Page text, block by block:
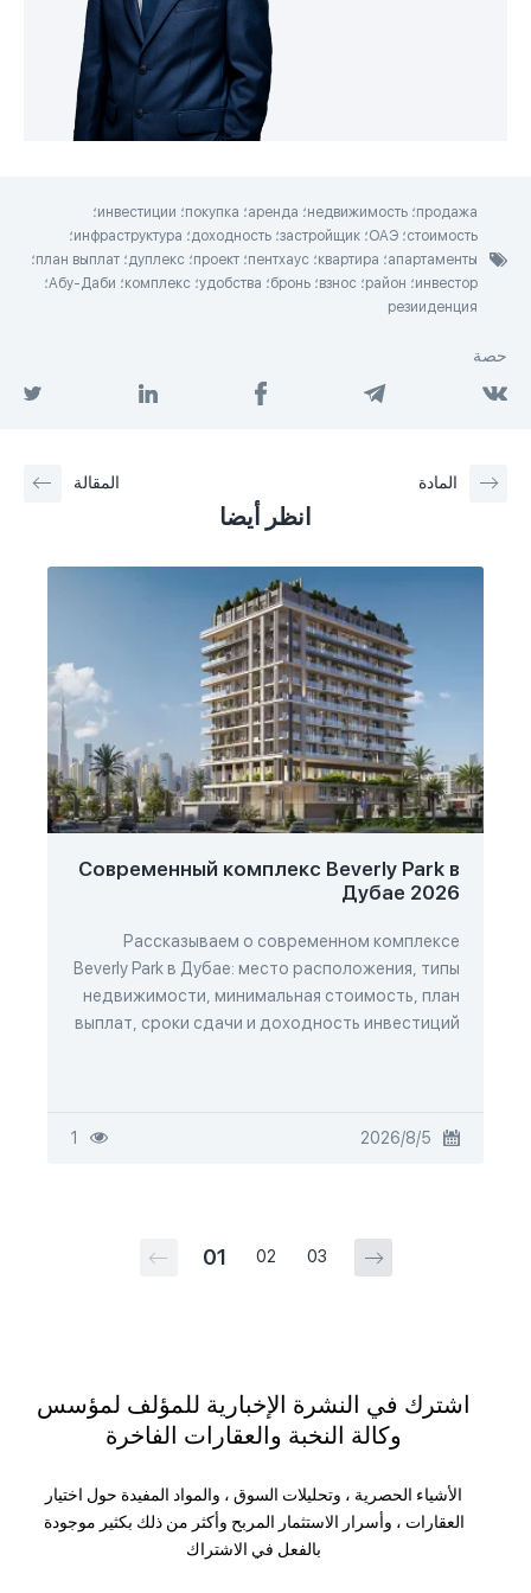
продажа؛ недвижимость؛ аренда؛ покупка؛ инвестиции؛
стоимость؛ ОАЭ؛ застройщик؛ доходность؛ инфраструктура؛
апартаменты؛ квартира؛ пентхаус؛ проект؛ дуплекс؛ план выплат؛
инвестор؛ район؛ взнос؛ бронь؛ удобства؛ комплекс؛ Абу-Даби؛
резииденция
حصة
المادة المقالة
انظر أيضا
Современный комплекс Beverly Park в
Дубае 2026
Рассказываем о современном комплексе
Beverly Park в Дубае: место расположения, типы
недвижимости, минимальная стоимость, план
выплат, сроки сдачи и доходность инвестиций
5‏/8‏/2026
1
01 02 03
اشترك في النشرة الإخبارية للمؤلف لمؤسس
وكالة النخبة والعقارات الفاخرة
الأشياء الحصرية ، وتحليلات السوق ، والمواد المفيدة حول اختيار
العقارات ، وأسرار الاستثمار المربح وأكثر من ذلك بكثير موجودة
بالفعل في الاشتراك